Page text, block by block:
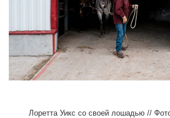
Лоретта Уикс со своей лошадью //